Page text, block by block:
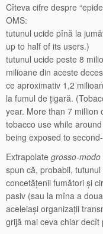
Cîteva cifre despre
OMS:
tutunul ucide pînă la
up to half of its users.)
tutunul ucide peste 8
milioane din aceste
ce aproximativ 1,2
la fumul de țigară.
year. More than 7 million
tobacco use while
being exposed to
Extrapolate grosso-modo
spun că, probabil,
concetățenii fumători și
pasiv (sau la mîna a
aceleiași organizații
grijă mai ceva chiar